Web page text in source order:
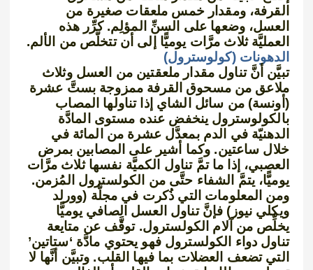
القرفة، ومقدار خمس ملعقات صغيرة من
العسل، وضعها على السنِّ المؤلِم. كرِّر هذه
العمليَّة ثلاث مرَّات يوميًّا إلى أن تتخلَّص من الألم.
الدهونات (كولوسترول)
تبيَّن أنَّ تناول مقدار ملعقتين من العسل وثلاث
ملاعق من مسحوق القرفة ممزوجة بستَّ عشرة
(أونسة) من سائل الشاي إذا تناولها المصاب
بالكولوسترول ينخفض عنده مستوى المادَّة
الدهنيّة في الدم بمعدَّل عشرة من المائة في
خلال ساعتين. وكما أشير على المصابين بمرض
العصبي، إذا ما تمَّ تناول الكميَّة نفسها ثلاث مرَّات
يوميًّا، يتمَّ الشفاء حتَّى من الكولسترول المُزمن.
ومن المعلومات التي ذُكرت في مجلَّة (وورلد
ويكلي نيوز) فإنَّ تناول العسل الصافي يوميًّا
يخلِّص من آلام الكولسترول. توقَّف عن متايعة
تناول دواء الكولسترول فهو يحتوي مادَّة ‘ستاتين’
التي تضعف العضلات بما فيها القلب. وتبيَّن أنَّها لا